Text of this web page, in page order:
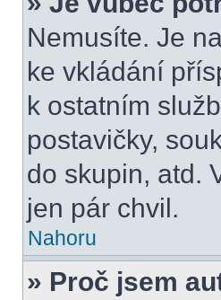
Nemusíte. Je
ke vkládání
k ostatním
postavičky,
do skupin, atd.
jen pár chvil.
Nahoru
» Proč jsem